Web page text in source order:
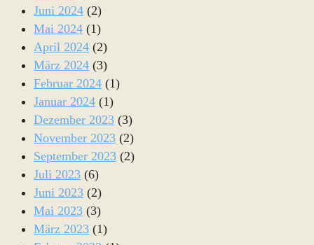
Juni 2024 (2)
Mai 2024 (1)
April 2024 (2)
März 2024 (3)
Februar 2024 (1)
Januar 2024 (1)
Dezember 2023 (3)
November 2023 (2)
September 2023 (2)
Juli 2023 (6)
Juni 2023 (2)
Mai 2023 (3)
März 2023 (1)